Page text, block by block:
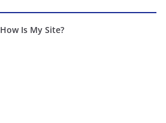
How Is My Site?